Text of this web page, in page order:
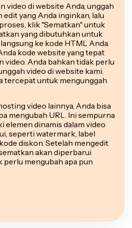
video di website Anda, unggah
edit yang Anda inginkan, lalu
klik "Sematkan" untuk
yang dibutuhkan untuk
ke kode HTML Anda.
kode website yang tepat
video. Anda bahkan tidak perlu
video di website kami.
tercepat untuk mengunggah
video lainnya, Anda bisa
mengubah URL. Ini sempurna
elemen dinamis dalam video
seperti watermark, label
diskon. Setelah mengedit
akan diperbarui
perlu mengubah apa pun